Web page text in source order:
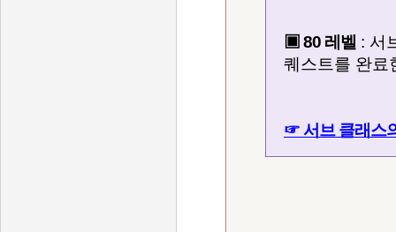
▣ 80 레벨 : 서
퀘스트를 완료
☞ 서브 클래스